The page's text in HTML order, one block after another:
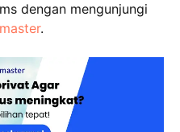
dengan mengunjungi
.